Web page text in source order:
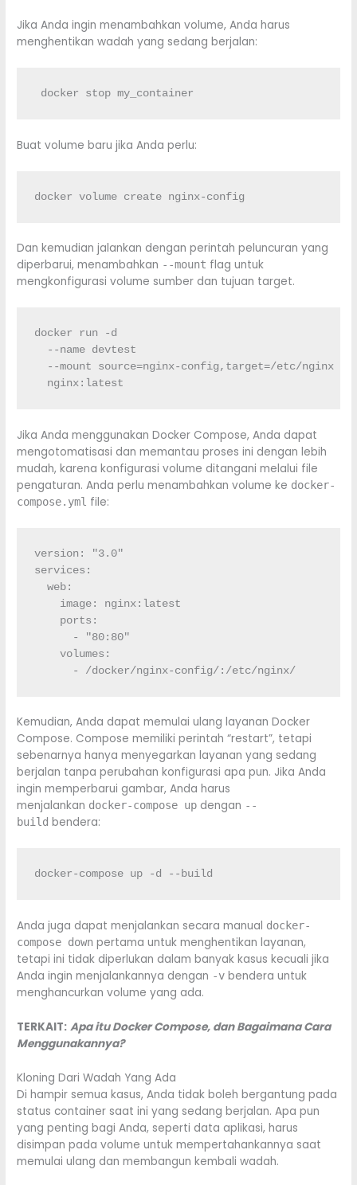
Jika Anda ingin menambahkan volume, Anda harus
menghentikan wadah yang sedang berjalan:
docker stop my_container
Buat volume baru jika Anda perlu:
docker volume create nginx-config
Dan kemudian jalankan dengan perintah peluncuran yang
diperbarui, menambahkan --mount flag untuk
mengkonfigurasi volume sumber dan tujuan target.
docker run -d
  --name devtest
  --mount source=nginx-config,target=/etc/nginx
  nginx:latest
Jika Anda menggunakan Docker Compose, Anda dapat
mengotomatisasi dan memantau proses ini dengan lebih
mudah, karena konfigurasi volume ditangani melalui file
pengaturan. Anda perlu menambahkan volume ke docker-
compose.yml file:
version: "3.0"
services:
  web:
    image: nginx:latest
    ports:
      - "80:80"
    volumes:
      - /docker/nginx-config/:/etc/nginx/
Kemudian, Anda dapat memulai ulang layanan Docker
Compose. Compose memiliki perintah “restart”, tetapi
sebenarnya hanya menyegarkan layanan yang sedang
berjalan tanpa perubahan konfigurasi apa pun. Jika Anda
ingin memperbarui gambar, Anda harus
menjalankan docker-compose up dengan --
build bendera:
docker-compose up -d --build
Anda juga dapat menjalankan secara manual docker-
compose down pertama untuk menghentikan layanan,
tetapi ini tidak diperlukan dalam banyak kasus kecuali jika
Anda ingin menjalankannya dengan -v bendera untuk
menghancurkan volume yang ada.
TERKAIT: Apa itu Docker Compose, dan Bagaimana Cara
Menggunakannya?
Kloning Dari Wadah Yang Ada
Di hampir semua kasus, Anda tidak boleh bergantung pada
status container saat ini yang sedang berjalan. Apa pun
yang penting bagi Anda, seperti data aplikasi, harus
disimpan pada volume untuk mempertahankannya saat
memulai ulang dan membangun kembali wadah.